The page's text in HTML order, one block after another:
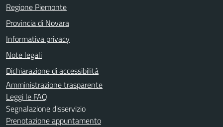
Regione Piemonte
Provincia di Novara
Informativa privacy
Note legali
Dichiarazione di accessibilità
Amministrazione trasparente
Leggi le FAQ
Segnalazione disservizio
Prenotazione appuntamento